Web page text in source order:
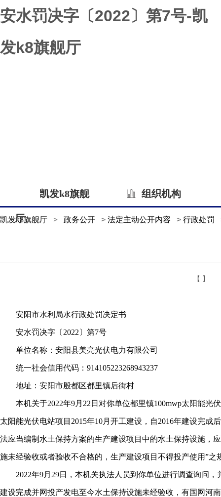
安水罚决字〔2022〕第7号-凯
发k8旗舰厅
凯发k8旗舰
厅
组织机构
凯发k8旗舰厅 > 政务公开 > 法定主动公开内容 > 行政处罚
【 】
安阳市水利局水行政处罚决定书
安水罚决字〔2022〕第7号
单位名称：安阳县美亮光伏电力有限公司
统一社会信用代码：914105223268943237
地址：安阳市殷都区都里镇后街村
本机关于2022年9月22日对你单位都里镇100mwp太阳能光
太阳能光伏电站项目2015年10月开工建设，自2016年建设完
法应当编制水土保持方案的生产建设项目中的水土保持设施，
施未经验收或者验收不合格的，生产建设项目不得投产使用”之
2022年9月29日，本机关执法人员到你单位进行调查询问，
建设完成并网投产发电至今水土保持设施未经验收，有国网河